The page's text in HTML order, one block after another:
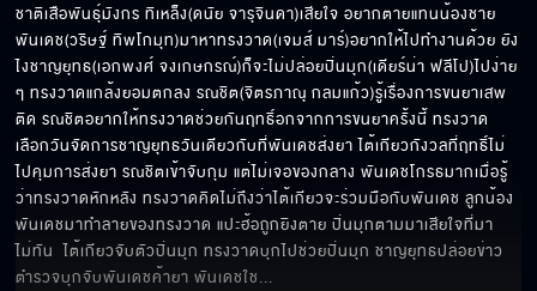
ต่อจากนี้เราไม่ใช่พี่น้องกัน
กรรมตามสนอง
ใครฆ่าลี่เง็ก?
ชาติเสือพันธุ์มังกร ทิเหล็ง(ดนัย จารุจินดา)เสียใจ อยากตายแทนน้องชาย
พันเดช(วริษฐ์ ทิพโกมุท)มาหาทรงวาด(เจมส์ มาร์)อยากให้ไปทำงานด้วย ยัง
ไงชาญยุทธ(เอกพงศ์ จงเกษกรณ์)ก็จะไม่ปล่อยปิ่นมุก(เดียร์น่า ฟลีโป)ไปง่าย
ๆ ทรงวาดแกล้งยอมตกลง รณชิต(จิตรภาณุ กลมแก้ว)รู้เรื่องการขนยาเสพ
ติด รณชิตอยากให้ทรงวาดช่วยกันฤทธิ์อกจากการขนยาครั้งนี้ ทรงวาด
เลือกวันจัดการชาญยุทธวันเดียวกับที่พันเดชส่งยา ไต้เกียวกังวลที่ฤทธิ์ไม่
ไปคุมการส่งยา รณชิตเข้าจับกุม แต่ไม่เจอของกลาง พันเดชโกรธมากเมื่อรู้
ว่าทรงวาดหักหลัง ทรงวาดคิดไม่ถึงว่าไต้เกียวจะร่วมมือกับพันเดช ลูกน้อง
พันเดชมาทำลายของทรงวาด แปะฮ้อถูกยิงตาย ปิ่นมุกตามมาเสียใจที่มา
ไม่ทัน  ไต้เกียวจับตัวปิ่นมุก ทรงวาดบุกไปช่วยปิ่นมุก ชาญยุทธปล่อยข่าว
ตำรวจบุกจับพันเดชค้ายา พันเดชใช...